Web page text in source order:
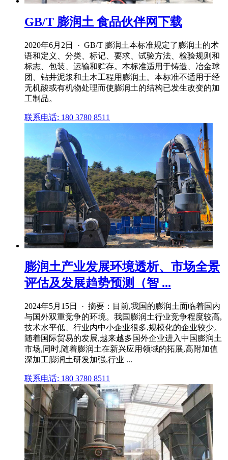
GB/T 膨润土 食品伙伴网下载
2020年6月2日 · GB/T 膨润土本标准规定了膨润土的术
语和定义、分类、标记、要求、试验方法、检验规则和
标志、包装、运输和贮存。本标准适用于铸造、冶金球
团、钻井泥浆和土木工程用膨润土。本标准不适用于经
无机酸或有机物处理而使膨润土的结构已发生改变的加
工制品。
联系电话: 180 3780 8511
膨润土产业发展环境透析、市场全景
评估及发展趋势预测（智 ...
2024年5月15日 · 摘要：目前,我国的膨润土面临着国内
与国外双重竞争的环境。我国膨润土行业竞争程度较高,
技术水平低、行业内中小企业很多,规模化的企业较少。
随着国际贸易的发展,越来越多国外企业进入中国膨润土
市场,同时,随着膨润土在新兴应用领域的拓展,高附加值
深加工膨润土研发加强,行业 ...
联系电话: 180 3780 8511